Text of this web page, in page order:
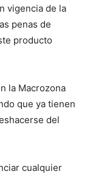
vigencia de la
penas de
producto
la Macrozona
que ya tienen
del
cualquier